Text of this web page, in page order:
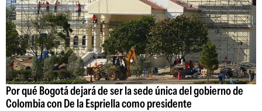
Por qué Bogotá dejará de ser la sede única del gobierno de
Colombia con De la Espriella como presidente